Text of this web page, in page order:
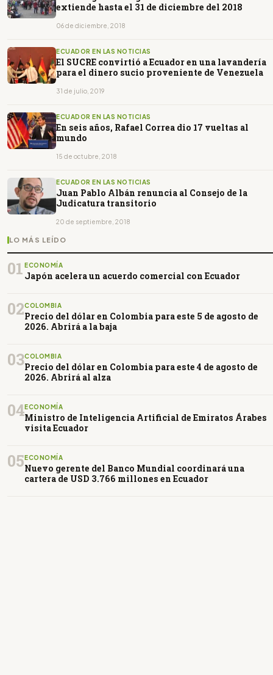
extiende hasta el 31 de diciembre del 2018
06 de diciembre, 2018
ECUADOR EN LAS NOTICIAS
El SUCRE convirtió a Ecuador en una lavandería
para el dinero sucio proveniente de Venezuela
31 de julio, 2019
ECUADOR EN LAS NOTICIAS
En seis años, Rafael Correa dio 17 vueltas al
mundo
15 de octubre, 2018
ECUADOR EN LAS NOTICIAS
Juan Pablo Albán renuncia al Consejo de la
Judicatura transitorio
20 de septiembre, 2018
LO MÁS LEÍDO
01 ECONOMÍA
Japón acelera un acuerdo comercial con Ecuador
02COLOMBIA
Precio del dólar en Colombia para este 5 de agosto de
2026. Abrirá a la baja
03COLOMBIA
Precio del dólar en Colombia para este 4 de agosto de
2026. Abrirá al alza
04ECONOMÍA
Ministro de Inteligencia Artificial de Emiratos Árabes
visita Ecuador
05ECONOMÍA
Nuevo gerente del Banco Mundial coordinará una
cartera de USD 3.766 millones en Ecuador